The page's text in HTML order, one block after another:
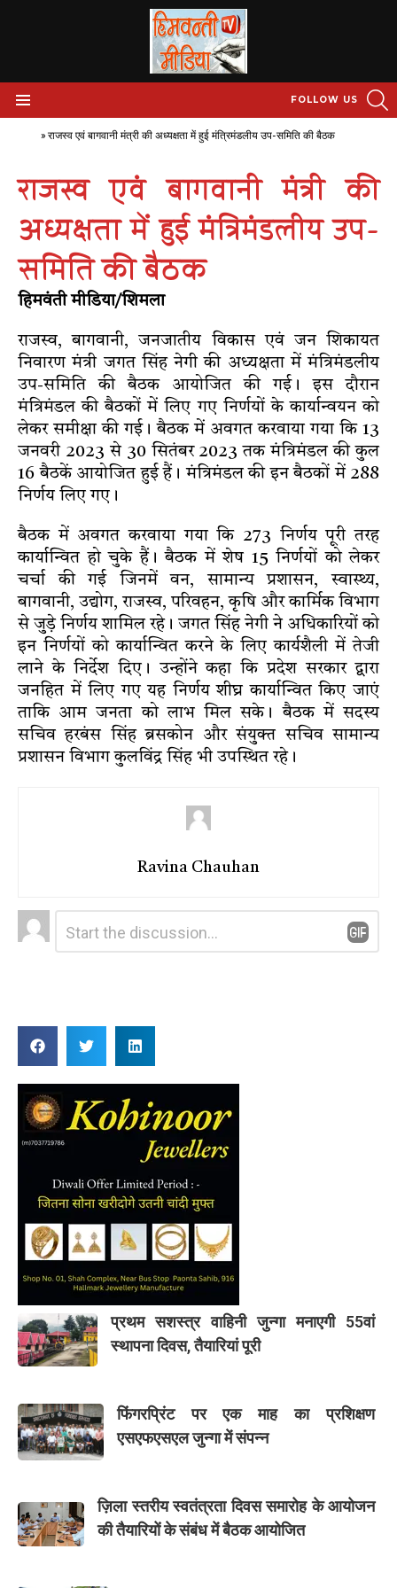
FOLLOW US
» राजस्व एवं बागवानी मंत्री की अध्यक्षता में हुई मंत्रिमंडलीय उप-समिति की बैठक
राजस्व एवं बागवानी मंत्री की
अध्यक्षता में हुई मंत्रिमंडलीय उप-
समिति की बैठक
हिमवंती मीडिया/शिमला
राजस्व, बागवानी, जनजातीय विकास एवं जन शिकायत
निवारण मंत्री जगत सिंह नेगी की अध्यक्षता में मंत्रिमंडलीय
उप-समिति की बैठक आयोजित की गई। इस दौरान
मंत्रिमंडल की बैठकों में लिए गए निर्णयों के कार्यान्वयन को
लेकर समीक्षा की गई। बैठक में अवगत करवाया गया कि 13
जनवरी 2023 से 30 सितंबर 2023 तक मंत्रिमंडल की कुल
16 बैठकें आयोजित हुई हैं। मंत्रिमंडल की इन बैठकों में 288
निर्णय लिए गए।
बैठक में अवगत करवाया गया कि 273 निर्णय पूरी तरह
कार्यान्वित हो चुके हैं। बैठक में शेष 15 निर्णयों को लेकर
चर्चा की गई जिनमें वन, सामान्य प्रशासन, स्वास्थ्य,
बागवानी, उद्योग, राजस्व, परिवहन, कृषि और कार्मिक विभाग
से जुड़े निर्णय शामिल रहे। जगत सिंह नेगी ने अधिकारियों को
इन निर्णयों को कार्यान्वित करने के लिए कार्यशैली में तेजी
लाने के निर्देश दिए। उन्होंने कहा कि प्रदेश सरकार द्वारा
जनहित में लिए गए यह निर्णय शीघ्र कार्यान्वित किए जाएं
ताकि आम जनता को लाभ मिल सके। बैठक में सदस्य
सचिव हरबंस सिंह ब्रसकोन और संयुक्त सचिव सामान्य
प्रशासन विभाग कुलविंद्र सिंह भी उपस्थित रहे।
Ravina Chauhan
Leave
a
Comment
प्रथम सशस्त्र वाहिनी जुन्गा मनाएगी 55वां
स्थापना दिवस, तैयारियां पूरी
फिंगरप्रिंट पर एक माह का प्रशिक्षण
एसएफएसएल जुन्गा में संपन्न
ज़िला स्तरीय स्वतंत्रता दिवस समारोह के आयोजन
की तैयारियों के संबंध में बैठक आयोजित